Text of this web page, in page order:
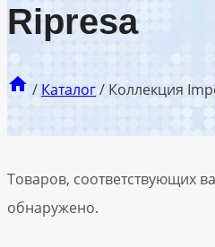
Ripresa
/ Каталог/ Коллекция
Товаров, соответствующих
обнаружено.